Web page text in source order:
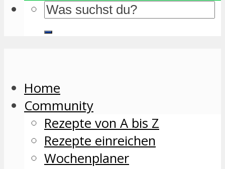
Home
Community
Rezepte von A bis Z
Rezepte einreichen
Wochenplaner